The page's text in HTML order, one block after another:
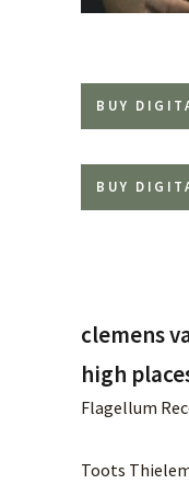
BUY
BUY
clemens
high
Flagellum
Toots